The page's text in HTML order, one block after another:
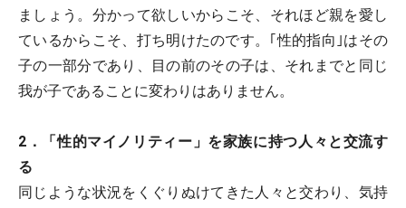
ましょう。分かって欲しいからこそ、それほど親を愛し
ているからこそ、打ち明けたのです。｢性的指向｣はその
子の一部分であり、目の前のその子は、それまでと同じ
我が子であることに変わりはありません。
2．「性的マイノリティー」を家族に持つ人々と交流す
る
同じような状況をくぐりぬけてきた人々と交わり、気持